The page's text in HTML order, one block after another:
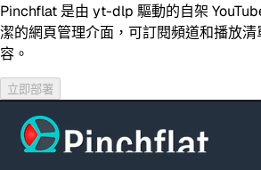
Pinchflat 是由 yt-dlp 驅動的自架
潔的網頁管理介面，可訂閱頻道和播放
容。
立即部署